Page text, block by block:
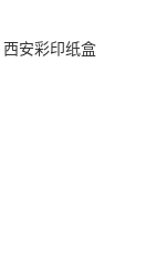
西安彩印纸盒